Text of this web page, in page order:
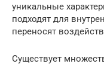
уникальные
подходят для
переносят
Существует